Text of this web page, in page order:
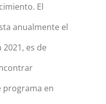
El
anualmente el
es de
programa en